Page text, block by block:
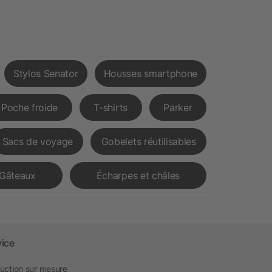
Stylos Senator Housses smartphone
Poche froide T-shirts Parker
Sacs de voyage Gobelets réutilisables
Écharpes et châles
sur mesure